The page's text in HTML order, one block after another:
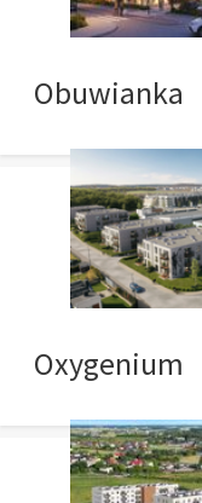
Obuwianka
Oxygenium